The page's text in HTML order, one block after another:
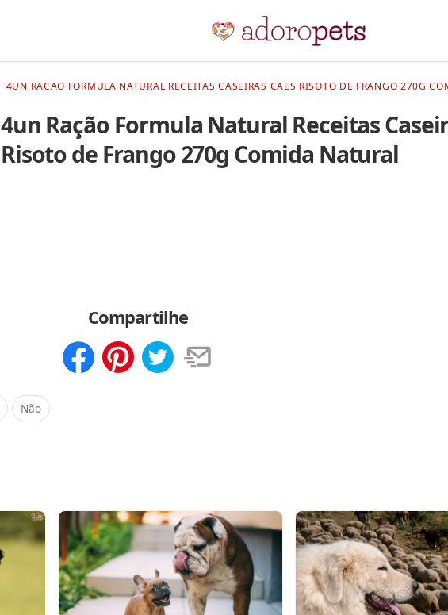
4UN RACAO FORMULA NATURAL RECEITAS CASEIRAS CAES RISOTO DE FRANGO 270G
4un Ração Formula Natural Receitas
Risoto de Frango 270g Comida Natural
Compartilhe
Não